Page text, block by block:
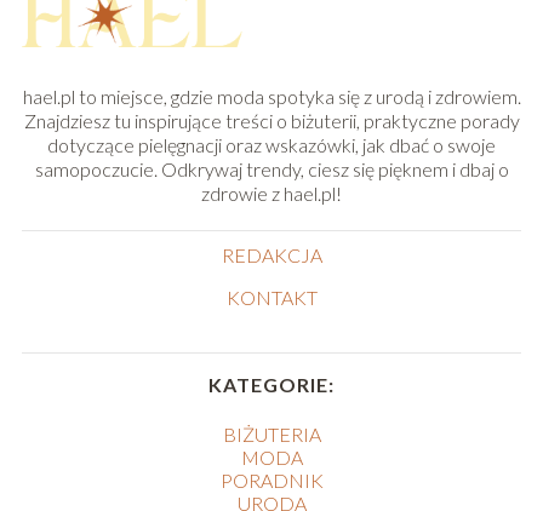
hael.pl to miejsce, gdzie moda spotyka się z urodą i zdrowiem.
Znajdziesz tu inspirujące treści o biżuterii, praktyczne porady
dotyczące pielęgnacji oraz wskazówki, jak dbać o swoje
samopoczucie. Odkrywaj trendy, ciesz się pięknem i dbaj o
zdrowie z hael.pl!
REDAKCJA
KONTAKT
KATEGORIE:
BIŻUTERIA
MODA
PORADNIK
URODA